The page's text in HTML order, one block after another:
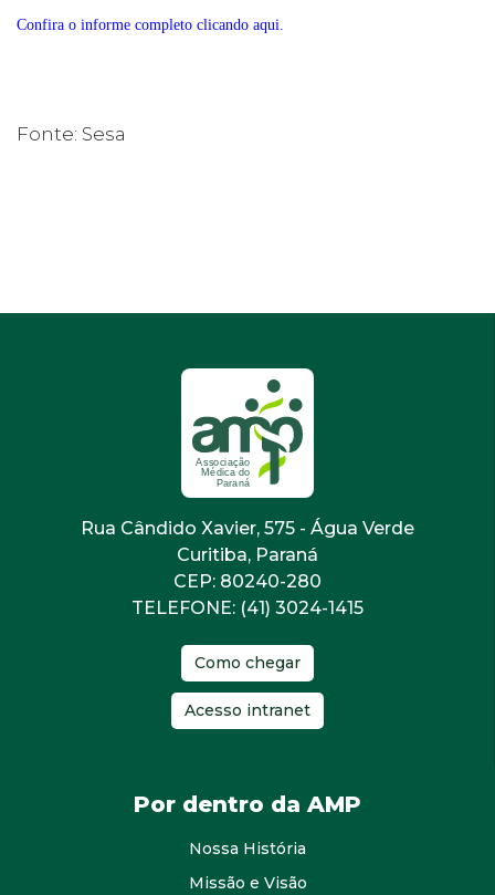
Confira o informe completo clicando aqui.
Fonte: Sesa
Rua Cândido Xavier, 575 - Água Verde
Curitiba, Paraná
CEP: 80240-280
TELEFONE: (41) 3024-1415
Como chegar
Acesso intranet
Por dentro da AMP
Nossa História
Missão e Visão